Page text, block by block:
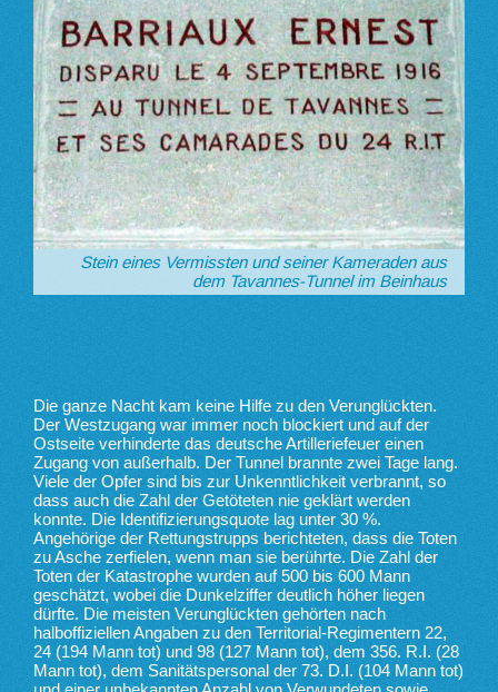
Stein eines Vermissten und seiner Kameraden aus
dem Tavannes-Tunnel im Beinhaus
Die ganze Nacht kam keine Hilfe zu den Verunglückten.
Der Westzugang war immer noch blockiert und auf der
Ostseite verhinderte das deutsche Artilleriefeuer einen
Zugang von außerhalb. Der Tunnel brannte zwei Tage lang.
Viele der Opfer sind bis zur Unkenntlichkeit verbrannt, so
dass auch die Zahl der Getöteten nie geklärt werden
konnte. Die Identifizierungsquote lag unter 30 %.
Angehörige der Rettungstrupps berichteten, dass die Toten
zu Asche zerfielen, wenn man sie berührte. Die Zahl der
Toten der Katastrophe wurden auf 500 bis 600 Mann
geschätzt, wobei die Dunkelziffer deutlich höher liegen
dürfte. Die meisten Verunglückten gehörten nach
halboffiziellen Angaben zu den Territorial-Regimentern 22,
24 (194 Mann tot) und 98 (127 Mann tot), dem 356. R.I. (28
Mann tot), dem Sanitätspersonal der 73. D.I. (104 Mann tot)